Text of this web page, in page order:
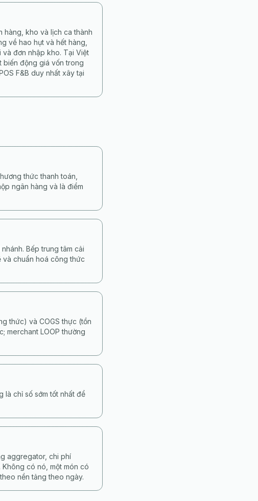
hàng, kho và lịch ca thành
về hao hụt và hết hàng,
đơn nhập kho. Tại Việt
biến động giá vốn trong
F&B duy nhất xây tại
thức thanh toán,
ngân hàng và là điểm
Bếp trung tâm cải
và chuẩn hoá công thức
thức) và COGS thực (tồn
merchant LOOP thường
là chỉ số sớm tốt nhất để
aggregator, chi phí
có nó, một món có
nền tảng theo ngày.